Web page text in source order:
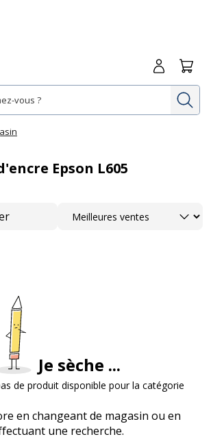
Me
Epson L605
Trier
Je sèche ...
de produit disponible pour la catégorie
en changeant de magasin ou en
une recherche.